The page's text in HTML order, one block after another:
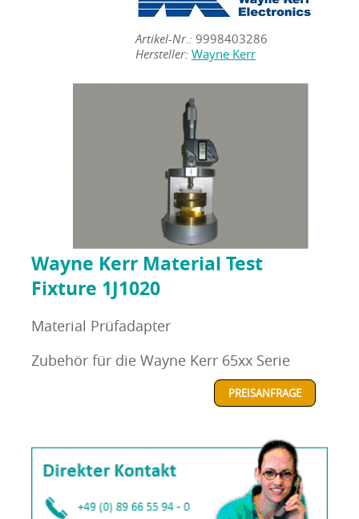
Artikel-Nr.: 9998403286
Hersteller: Wayne Kerr
Wayne Kerr Material Test
Fixture 1J1020
Material Prüfadapter
Zubehör für die Wayne Kerr 65xx Serie
PREISANFRAGE